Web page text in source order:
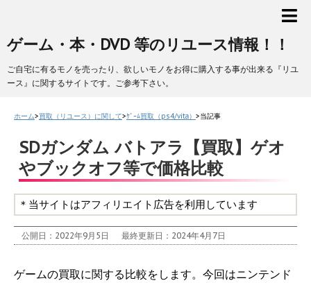
ゲーム・本・DVD 等のリユース情報！！
ご自宅に有るモノを売ったり、欲しいモノをお得に購入する事が出来る『リユ
ース』に関するサイトです。ご参考下さい。
ホーム>買取（リユース）に関して>ｹﾞｰﾑ買取（ps4/vita） >当記事
SDガンダム バトアラ【買取】ゲオ
やブックオフ等で価格比較
＊当サイトはアフィリエイト広告を利用しています
公開日：2022年9月5日 最終更新日：2024年4月7日
ゲームの買取に関する比較をします。今回はニンテンド